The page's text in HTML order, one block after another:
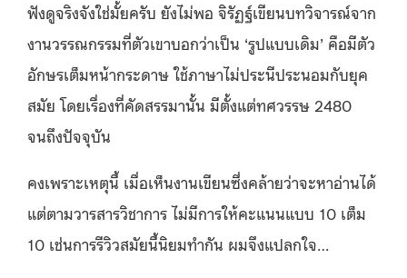
ฟังดูจริงจังใช่มั้ยครับ ยังไม่พอ จิรัฏฐ์เขียนบทวิจารณ์จาก
งานวรรณกรรมที่ตัวเขาบอกว่าเป็น ‘รูปแบบเดิม’ คือมีตัว
อักษรเต็มหน้ากระดาษ ใช้ภาษาไม่ประนีประนอมกับยุค
สมัย โดยเรื่องที่คัดสรรมานั้น มีตั้งแต่ทศวรรษ 2480
จนถึงปัจจุบัน
คงเพราะเหตุนี้ เมื่อเห็นงานเขียนซึ่งคล้ายว่าจะหาอ่านได้
แต่ตามวารสารวิชาการ ไม่มีการให้คะแนนแบบ 10 เต็ม
10 เช่นการรีวิวสมัยนี้นิยมทำกัน ผมจึงแปลกใจ…